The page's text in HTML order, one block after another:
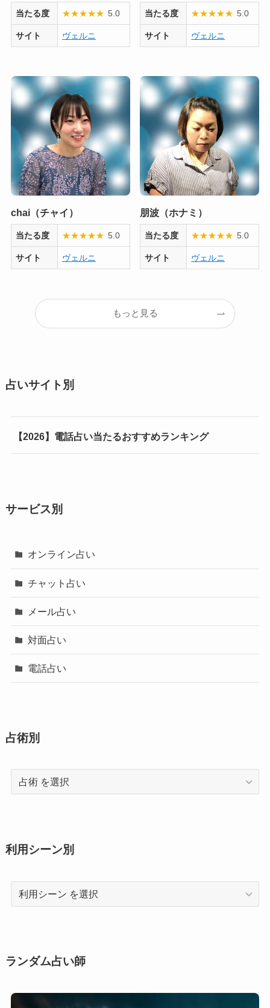
当たる度 ★★★★★ 5.0
サイト ヴェルニ
当たる度 ★★★★★ 5.0
サイト ヴェルニ
chai（チャイ）
当たる度 ★★★★★ 5.0
サイト ヴェルニ
朋波（ホナミ）
当たる度 ★★★★★ 5.0
サイト ヴェルニ
もっと見る
占いサイト別
【2026】電話占い当たるおすすめランキング
サービス別
オンライン占い
チャット占い
メール占い
対面占い
電話占い
占術別
術
利用シーン別
利
用
ン
ランダム占い師